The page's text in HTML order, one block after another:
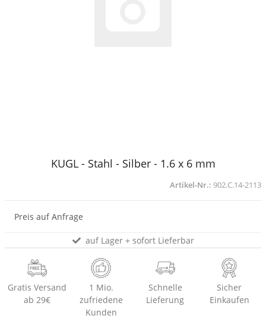
KUGL - Stahl - Silber - 1.6 x 6 mm
Artikel-Nr.: 902.C.14-2113
Preis auf Anfrage
auf Lager + sofort Lieferbar
Gratis Versand
ab 29€
1 Mio.
zufriedene
Kunden
Schnelle
Lieferung
Sicher
Einkaufen